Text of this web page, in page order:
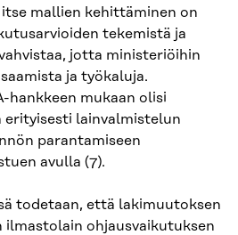
mallien kehittäminen on
tekemistä ja
jotta ministeriöihin
ja työkaluja.
hankkeen mukaan olisi
lainvalmistelun
parantamiseen
avulla (7).
todetaan, että lakimuutoksen
ilmastolain ohjausvaikutuksen